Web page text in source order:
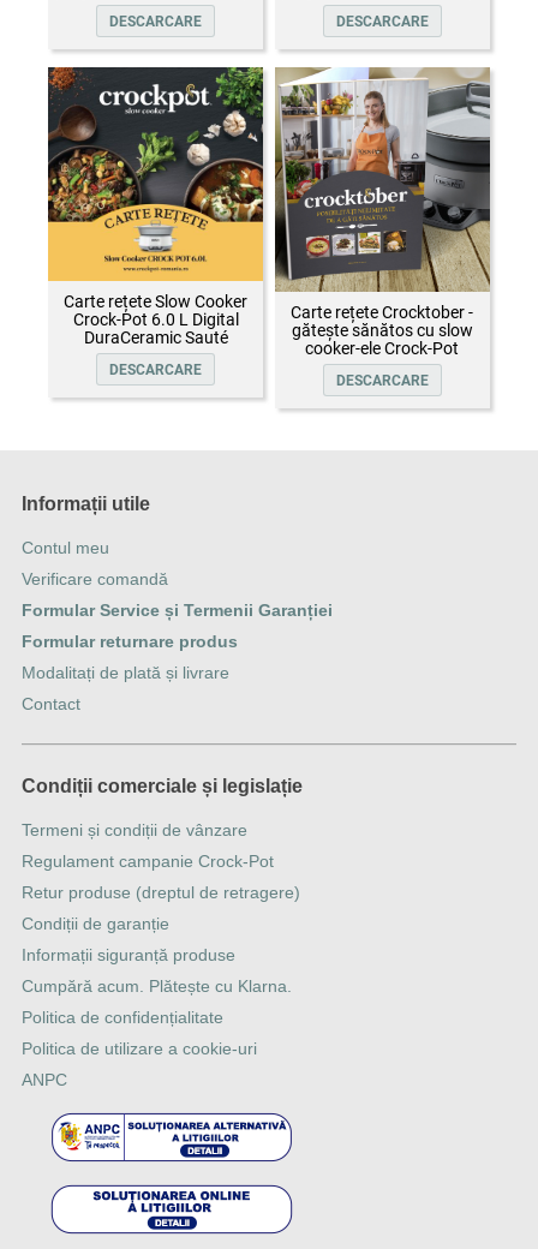
DESCARCARE DESCARCARE
Carte rețete Slow Cooker
Crock-Pot 6.0 L Digital
DuraCeramic Sauté
DESCARCARE
Carte rețete Crocktober -
gătește sănătos cu slow
cooker-ele Crock-Pot
DESCARCARE
Informații utile
Contul meu
Verificare comandă
Formular Service și Termenii Garanției
Formular returnare produs
Modalitați de plată și livrare
Contact
Condiții comerciale și legislație
Termeni și condiții de vânzare
Regulament campanie Crock-Pot
Retur produse (dreptul de retragere)
Condiții de garanție
Informații siguranță produse
Cumpără acum. Plătește cu Klarna.
Politica de confidențialitate
Politica de utilizare a cookie-uri
ANPC